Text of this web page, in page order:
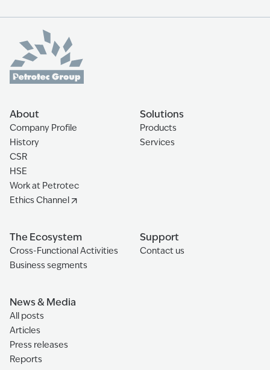
About
Company Profile
History
CSR
HSE
Work at Petrotec
Ethics Channel
Solutions
Products
Services
The Ecosystem
Cross-Functional Activities
Business segments
Support
Contact us
News & Media
All posts
Articles
Press releases
Reports